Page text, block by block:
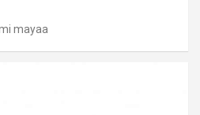
mayaa